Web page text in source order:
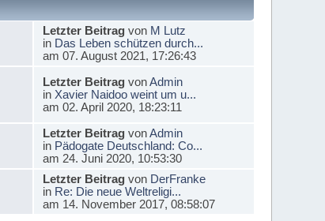
Letzter Beitragvon M Lutz
in Das Leben schützen durch...
am 07. August 2021, 17:26:43
Letzter BeitragvonAdmin
in Xavier Naidoo weint um u...
am 02. April 2020, 18:23:11
Letzter BeitragvonAdmin
in Pädogate Deutschland: Co...
am 24. Juni 2020, 10:53:30
Letzter Beitragvon DerFranke
in Re: Die neue Weltreligi...
am 14. November 2017, 08:58:07